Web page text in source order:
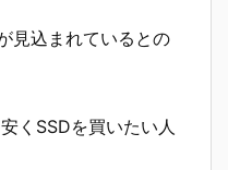
見込まれているとの
くSSDを買いたい人